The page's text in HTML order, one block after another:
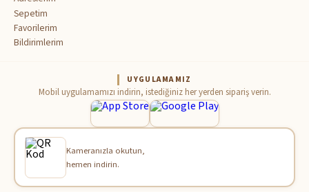
Sepetim
Favorilerim
Bildirimlerim
UYGULAMAMIZ
Mobil uygulamamızı indirin, istediğiniz her yerden sipariş verin.
Kameranızla okutun,
hemen indirin.